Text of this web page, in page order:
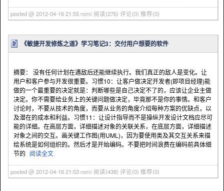
posted @ 2012-04-16 21:55 romi 阅读(276) 评论(0) 推荐(0)
《敏捷开发修炼之道》学习笔记3：交付用户想要的软件
摘要： 没有任何计划在遇敌后还能继续执行。我们真正的敌人是变化。让
用户和客户参与开发很重要。习惯10：让客户做决定开发者(即项目经理)能
做的一个最重要的决定就是：判断哪些是自己决定不了的，应该让企业主做
决定。你不需要给业务上的关键问题做决定，毕竟那不是你的事情。和客户
讨论时，不要从技术的角度，而要从业务的角度介绍每种方案的优缺点，以
及潜在的成本和利益。习惯11：让设计指导而不是操纵开发设计文档应尽可
能的详细。在高层方面，详细描述对象的关联关系，在底层方面，详细描述
对象之间的交互。画关键工作图(用UML)，因为要使用类及其交互关系来描
绘系统是如何组织的。然后才是开始编码。不要把时间浪费在编码前具体细
节的 阅读全文
posted @ 2012-04-16 21:53 romi 阅读(438) 评论(0) 推荐(0)